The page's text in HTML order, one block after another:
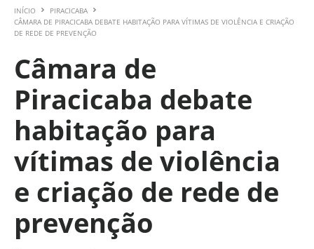
INÍCIO
PIRACICABA
CÂMARA DE PIRACICABA DEBATE HABITAÇÃO PARA VÍTIMAS DE VIOLÊNCIA E CRIAÇÃO
DE REDE DE PREVENÇÃO
Câmara de
Piracicaba debate
habitação para
vítimas de violência
e criação de rede de
prevenção